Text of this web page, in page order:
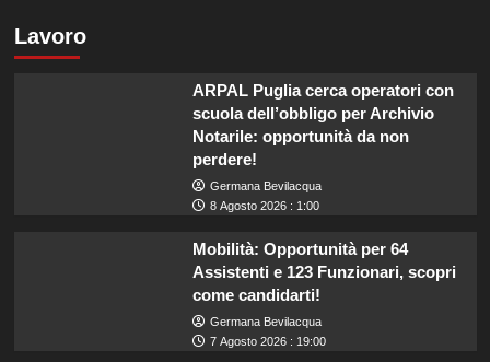
Lavoro
ARPAL Puglia cerca operatori con
scuola dell’obbligo per Archivio
Notarile: opportunità da non
perdere!
Germana Bevilacqua
8 Agosto 2026 : 1:00
Mobilità: Opportunità per 64
Assistenti e 123 Funzionari, scopri
come candidarti!
Germana Bevilacqua
7 Agosto 2026 : 19:00